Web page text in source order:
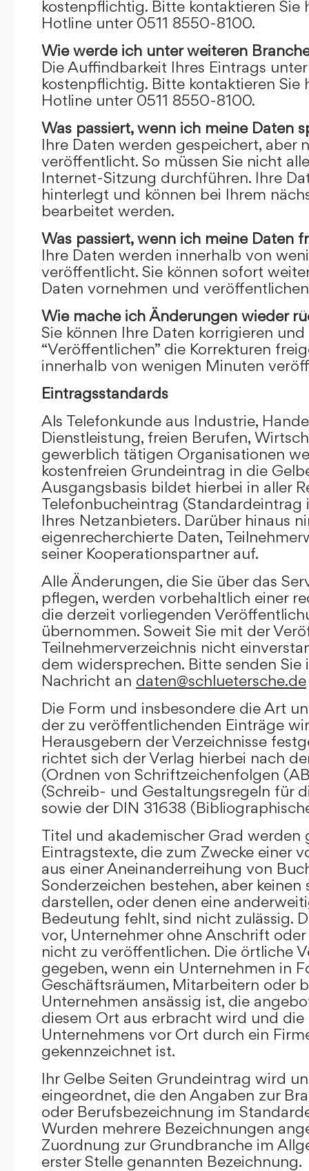
kostenpflichtig. Bitte kontaktieren Sie
Hotline unter 0511 8550-8100.
Wie werde ich unter weiteren
Die Auffindbarkeit Ihres Eintrags
kostenpflichtig. Bitte kontaktieren Sie
Hotline unter 0511 8550-8100.
Was passiert, wenn ich meine Daten
Ihre Daten werden gespeichert, aber
veröffentlicht. So müssen Sie nicht
Internet-Sitzung durchführen. Ihre
hinterlegt und können bei Ihrem
bearbeitet werden.
Was passiert, wenn ich meine Daten
Ihre Daten werden innerhalb von
veröffentlicht. Sie können sofort
Daten vornehmen und
Wie mache ich Änderungen wieder
Sie können Ihre Daten korrigieren
“Veröffentlichen” die Korrekturen
innerhalb von wenigen Minuten
Eintragsstandards
Als Telefonkunde aus Industrie,
Dienstleistung, freien Berufen,
gewerblich tätigen Organisationen
kostenfreien Grundeintrag in die
Ausgangsbasis bildet hierbei in aller
Telefonbucheintrag (Standardeintrag
Ihres Netzanbieters. Darüber hinaus
eigenrecherchierte Daten,
seiner Kooperationspartner auf.
Alle Änderungen, die Sie über das
pflegen, werden vorbehaltlich einer
die derzeit vorliegenden
übernommen. Soweit Sie mit der
Teilnehmerverzeichnis nicht
dem widersprechen. Bitte senden Sie
Nachricht an daten@schluetersche.de
Die Form und insbesondere die Art
der zu veröffentlichenden Einträge
Herausgebern der Verzeichnisse
richtet sich der Verlag hierbei nach
(Ordnen von Schriftzeichenfolgen
(Schreib- und Gestaltungsregeln für
sowie der DIN 31638
Titel und akademischer Grad werden
Eintragstexte, die zum Zwecke einer
aus einer Aneinanderreihung von
Sonderzeichen bestehen, aber keinen
darstellen, oder denen eine
Bedeutung fehlt, sind nicht zulässig.
vor, Unternehmer ohne Anschrift
nicht zu veröffentlichen. Die örtliche
gegeben, wenn ein Unternehmen in
Geschäftsräumen, Mitarbeitern oder
Unternehmen ansässig ist, die
diesem Ort aus erbracht wird und die
Unternehmens vor Ort durch ein
gekennzeichnet ist.
Ihr Gelbe Seiten Grundeintrag wird
eingeordnet, die den Angaben zur
oder Berufsbezeichnung im
Wurden mehrere Bezeichnungen
Zuordnung zur Grundbranche im
erster Stelle genannten Bezeichnung.